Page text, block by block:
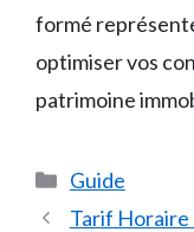
formé
optimiser vos
patrimoine
Catégories
Guide
Tarif Horaire